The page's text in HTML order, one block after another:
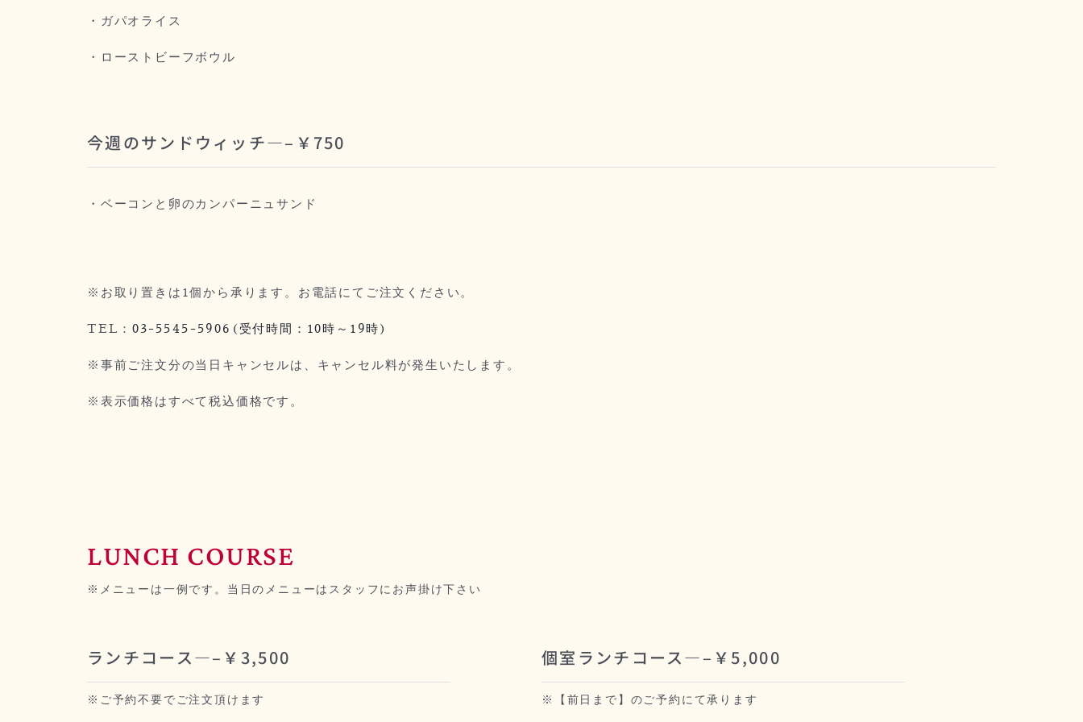
・ガパオライス
・ローストビーフボウル
今週のサンドウィッチ—–￥750
・ベーコンと卵のカンパーニュサンド
※お取り置きは1個から承ります。お電話にてご注文ください。
TEL：03-5545-5906(受付時間：10時～19時)
※事前ご注文分の当日キャンセルは、キャンセル料が発生いたします。
※表示価格はすべて税込価格です。
LUNCH COURSE
※メニューは一例です。当日のメニューはスタッフにお声掛け下さい
ランチコース—–￥3,500
※ご予約不要でご注文頂けます
個室ランチコース—–￥5,000
※【前日まで】のご予約にて承ります